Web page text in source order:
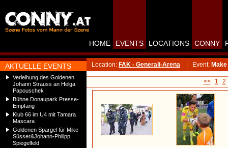
AKTUELLE EVENTS
Verleihung des Goldenen
Johann Strauss an Helga
Papouschek
Bühne Donaupark Presse-
Empfang
Klub 66 im U4 mit Tamara
Mascara
Goldenen Spargel für Mike
Süsser&Johann-Philipp
Spiegelfeld
HOME EVENTS LOCATIONS CONNY
Location: FAK - Generali-Arena Event:
<< 1 2